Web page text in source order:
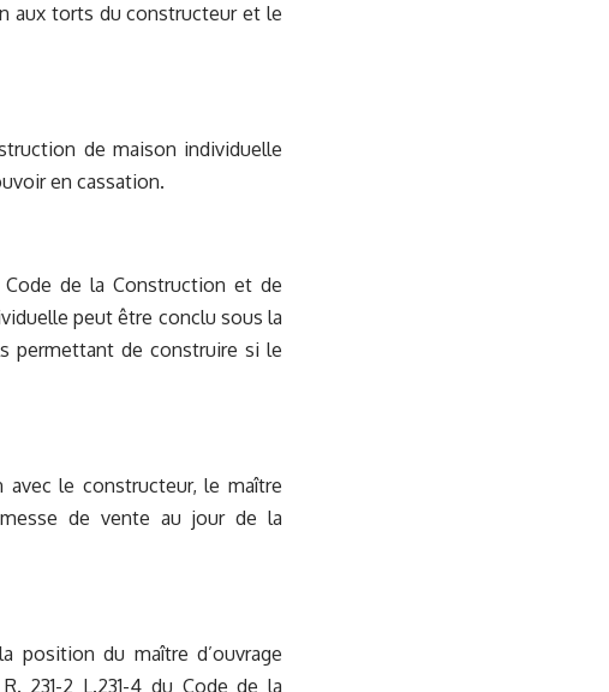
aux torts du constructeur et le
de maison individuelle
en cassation.
Code de la Construction et de
peut être conclu sous la
permettant de construire si le
avec le constructeur, le maître
de vente au jour de la
position du maître d’ouvrage
231-2 L.231-4 du Code de la